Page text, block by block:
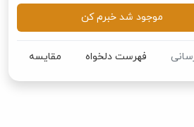
موجود شد خبرم کن
فهرست دلخواه مقایسه